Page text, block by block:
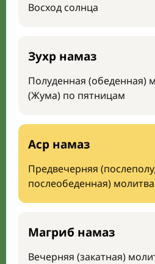
Восход солнца
Зухр намаз
Полуденная (обеденная)
(Жума) по пятницам
Аср намаз
Предвечерняя
послеобеденная) молитва
Магриб намаз
Вечерняя (закатная)